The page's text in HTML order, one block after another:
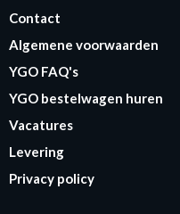
Contact
Algemene voorwaarden
YGO FAQ's
YGO bestelwagen huren
Vacatures
Levering
Privacy policy